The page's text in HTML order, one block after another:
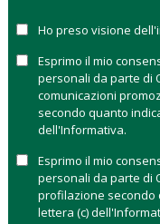
La capitalizzazione di
Borsa, definisce cos’è
una società è una
compresa tra 250
hanno una
dollari, mentre le mid
compresa tra 2
Ho preso visione
Esprimo il mio
personali da parte di
comunicazioni
secondo quanto
dell'Informativa.
Esprimo il mio
personali da parte di
profilazione secondo
lettera (c)